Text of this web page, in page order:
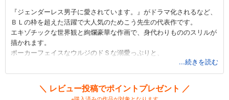
『ジェンダーレス男子に愛されています。』がドラマ化されるなど、
ＢＬの枠を超えた活躍で大人気のためこう先生の代表作です。
エキゾチックな世界観と絢爛豪華な作画で、身代わりもののスリルが
描かれます。
ポーカーフェイスなウルジのドＳな溺愛っぷりと、
健気で妹想いのラムダンがとろっとろにとろかされる姿も眼福でしか
ありません。
ウルジの愛撫に身体は反応してしまうものの心は許したくなかったラ
ムダンですが、
...続きを読む
＼ レビュー投稿でポイントプレゼント ／